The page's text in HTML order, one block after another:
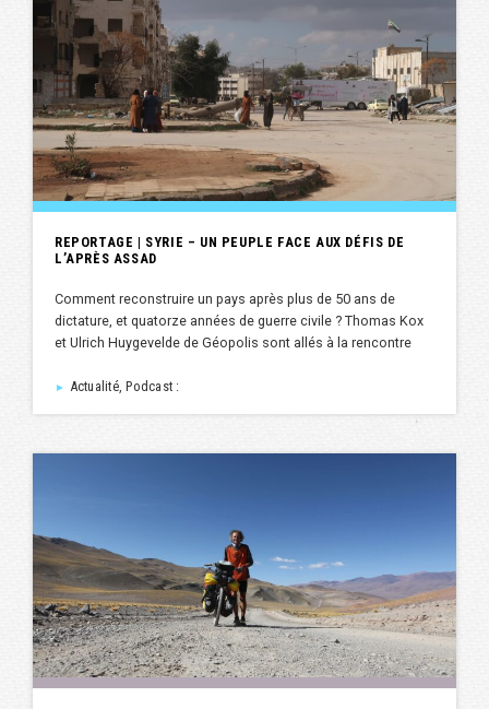
REPORTAGE | SYRIE – UN PEUPLE FACE AUX DÉFIS DE
L’APRÈS ASSAD
Comment reconstruire un pays après plus de 50 ans de
dictature, et quatorze années de guerre civile ? Thomas Kox
et Ulrich Huygevelde de Géopolis sont allés à la rencontre
► Actualité, Podcast :